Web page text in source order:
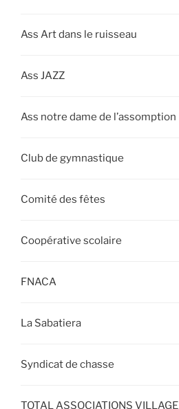
Ass Art dans le ruisseau
Ass JAZZ
Ass notre dame de l’assomption
Club de gymnastique
Comité des fêtes
Coopérative scolaire
FNACA
La Sabatiera
Syndicat de chasse
TOTAL ASSOCIATIONS VILLAGE